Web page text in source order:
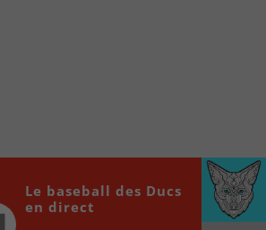
accessibles en un clic!
00:00
Le baseball des Ducs
en direct